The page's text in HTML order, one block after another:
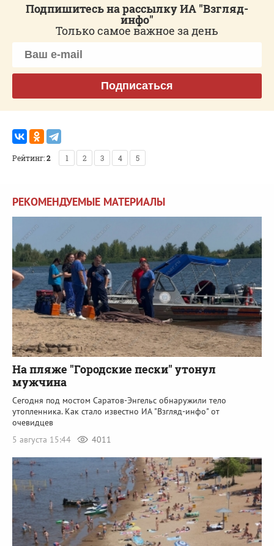
Подпишитесь на рассылку ИА "Взгляд-
инфо"
Только самое важное за день
Подписаться
Рейтинг:2 1 2 3 4 5
РЕКОМЕНДУЕМЫЕ МАТЕРИАЛЫ
На пляже "Городские пески" утонул
мужчина
Сегодня под мостом Саратов-Энгельс обнаружили тело
утопленника. Как стало известно ИА "Взгляд-инфо" от
очевидцев
5 августа 15:44
4011